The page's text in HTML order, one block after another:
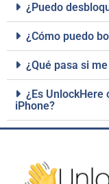
¿Puedo
¿Cómo puedo
¿Qué pasa si
¿Es
iPhone?